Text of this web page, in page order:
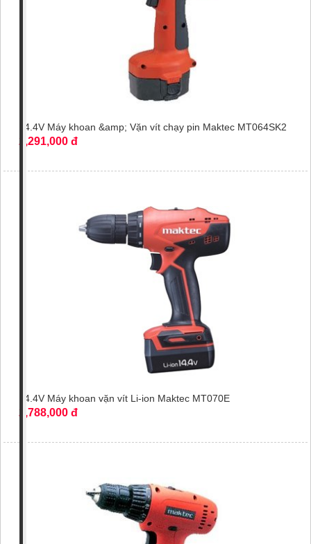
14.4V Máy khoan &amp; Vặn vít chạy pin Maktec MT064SK2
2,291,000 đ
14.4V Máy khoan vặn vít Li-ion Maktec MT070E
2,788,000 đ